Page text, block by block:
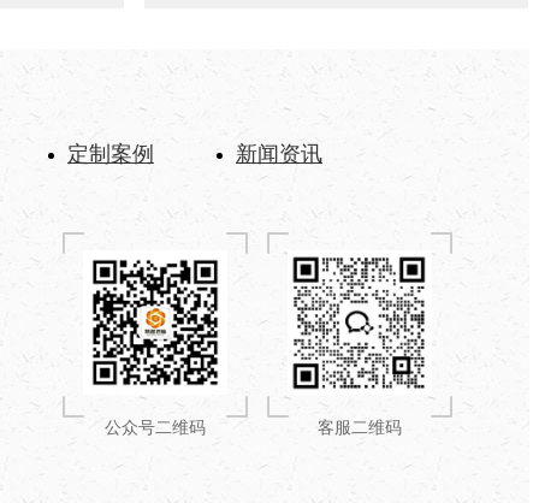
定制案例 新闻资讯
公众号二维码 客服二维码